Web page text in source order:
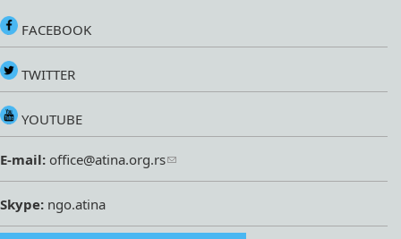
FACEBOOK
TWITTER
YOUTUBE
E-mail: office@atina.org.rs
Skype: ngo.atina